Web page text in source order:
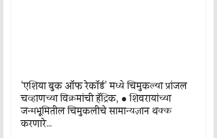
‘एशिया बुक ऑफ रेकॉर्ड’ मध्ये चिमुकल्या प्रांजल
चव्हाणच्या विक्रमांची हॅट्रिक, ● शिवरायांच्या
जन्मभूमितील चिमुकलीचे सामान्यज्ञान थक्क
करणारे…